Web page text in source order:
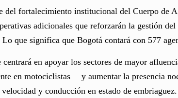
del fortalecimiento institucional del Cuerpo de
adicionales que reforzarán la gestión
que significa que Bogotá contará con 577
centrará en apoyar los sectores de mayor
en motociclistas— y aumentar la presencia
velocidad y conducción en estado de embriaguez.